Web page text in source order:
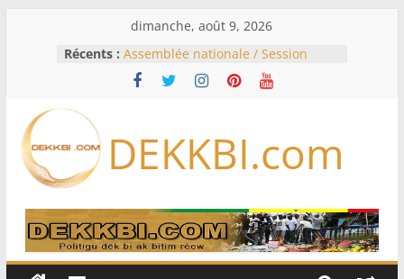
dimanche, août 9, 2026
Récents : Assemblée nationale / Session
extraordinaire: Six commissions
d’enquête à l’ordre du jour ce lundi
Bénin: Patrice Talon élu président
du Sénat, moins de trois mois
Pakistan et la Turquie signent un
accord de défense
RD Congo: Kinshasa interdit les
exportations de cuivre et de cobalt
DEKKBI.com